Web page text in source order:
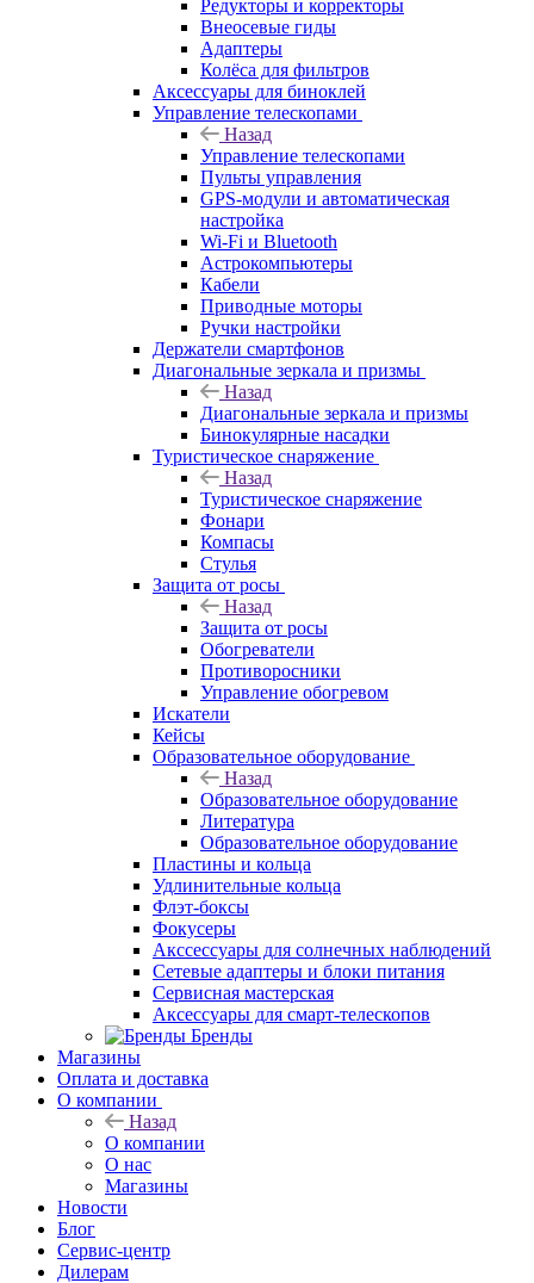
Редукторы и корректоры
Внеосевые гиды
Адаптеры
Колёса для фильтров
Аксессуары для биноклей
Управление телескопами
Назад
Управление телескопами
Пульты управления
GPS-модули и автоматическая
настройка
Wi-Fi и Bluetooth
Астрокомпьютеры
Кабели
Приводные моторы
Ручки настройки
Держатели смартфонов
Диагональные зеркала и призмы
Назад
Диагональные зеркала и призмы
Бинокулярные насадки
Туристическое снаряжение
Назад
Туристическое снаряжение
Фонари
Компасы
Стулья
Защита от росы
Назад
Защита от росы
Обогреватели
Противоросники
Управление обогревом
Искатели
Кейсы
Образовательное оборудование
Назад
Образовательное оборудование
Литература
Образовательное оборудование
Пластины и кольца
Удлинительные кольца
Флэт-боксы
Фокусеры
Акссессуары для солнечных наблюдений
Сетевые адаптеры и блоки питания
Сервисная мастерская
Аксессуары для смарт-телескопов
Бренды
Магазины
Оплата и доставка
О компании
Назад
О компании
О нас
Магазины
Новости
Блог
Сервис-центр
Дилерам